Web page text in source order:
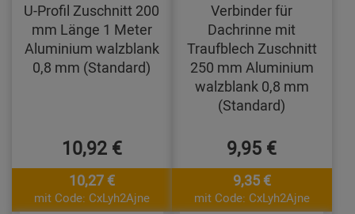
U-Profil Zuschnitt 200
mm Länge 1 Meter
Aluminium walzblank
0,8 mm (Standard)
10,92 €
10,27 €
mit Code: CxLyh2Ajne
Verbinder für
Dachrinne mit
Traufblech Zuschnitt
250 mm Aluminium
walzblank 0,8 mm
(Standard)
9,95 €
9,35 €
mit Code: CxLyh2Ajne